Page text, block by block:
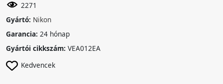
2271
Gyártó: Nikon
Garancia: 24 hónap
Gyártói cikkszám: VEA012EA
Kedvencek